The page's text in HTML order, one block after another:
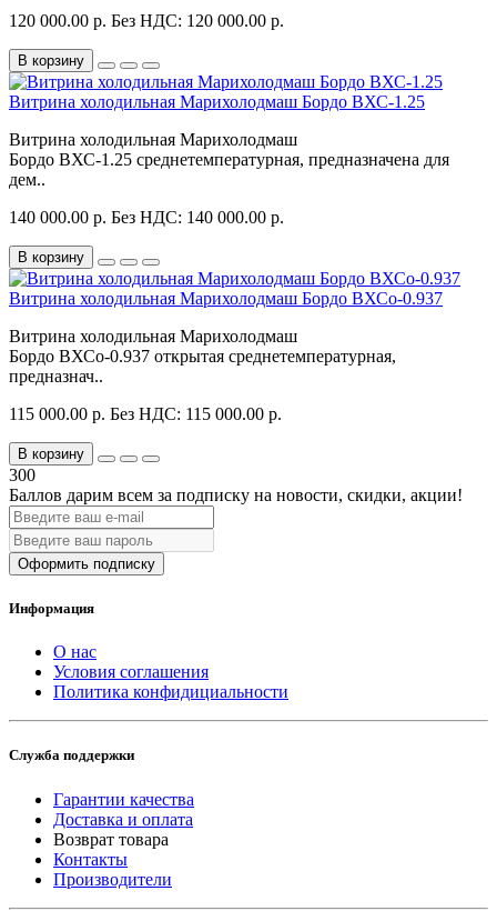
120 000.00 р. Без НДС: 120 000.00 р.
В корзину
Витрина холодильная Марихолодмаш Бордо ВХС-1.25
Витрина холодильная Марихолодмаш
Бордо ВХС-1.25 среднетемпературная, предназначена для
дем..
140 000.00 р. Без НДС: 140 000.00 р.
В корзину
Витрина холодильная Марихолодмаш Бордо ВХСо-0.937
Витрина холодильная Марихолодмаш
Бордо ВХСо-0.937 открытая среднетемпературная,
предназнач..
115 000.00 р. Без НДС: 115 000.00 р.
В корзину
300
Баллов дарим всем за подписку на новости, скидки, акции!
Оформить подписку
Информация
О нас
Условия соглашения
Политика конфидициальности
Служба поддержки
Гарантии качества
Доставка и оплата
Возврат товара
Контакты
Производители